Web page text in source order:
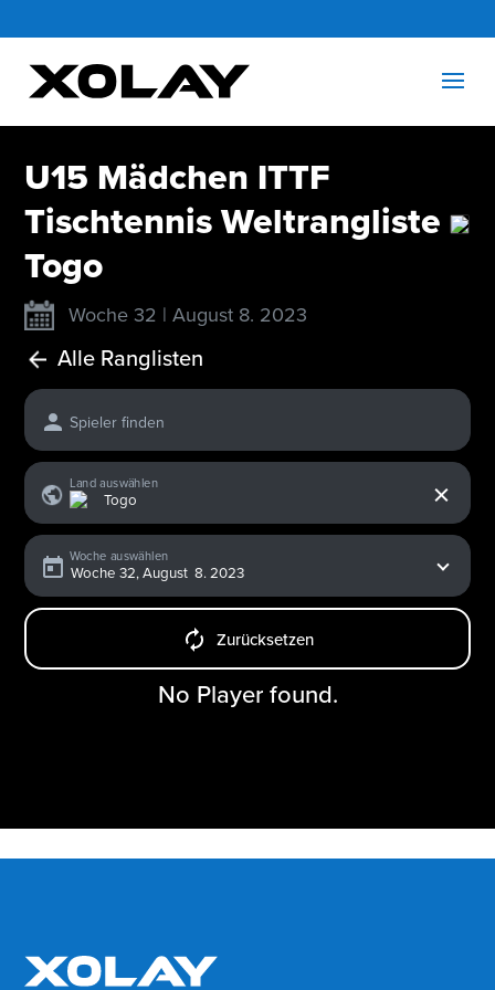
U15 Mädchen ITTF
Tischtennis Weltrangliste
Togo
Woche 32 | August 8. 2023
Alle Ranglisten
Spieler finden
Land auswählen
Woche auswählen
Zurücksetzen
No Player found.